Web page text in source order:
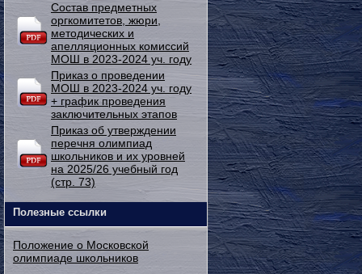
Состав предметных
оргкомитетов, жюри,
методических и
апелляционных комиссий
МОШ в 2023-2024 уч. году
Приказ о проведении
МОШ в 2023-2024 уч. году
+ график проведения
заключительных этапов
Приказ об утверждении
перечня олимпиад
школьников и их уровней
на 2025/26 учебный год
(стр. 73)
Полезные ссылки
Положение о Московской
олимпиаде школьников